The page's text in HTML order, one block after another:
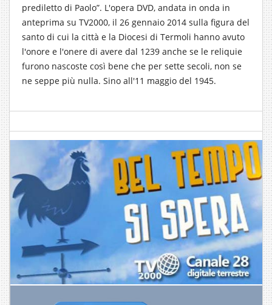
prediletto di Paolo”. L'opera DVD, andata in onda in
anteprima su TV2000, il 26 gennaio 2014 sulla figura del
santo di cui la città e la Diocesi di Termoli hanno avuto
l'onore e l'onere di avere dal 1239 anche se le reliquie
furono nascoste così bene che per sette secoli, non se
ne seppe più nulla. Sino all'11 maggio del 1945.